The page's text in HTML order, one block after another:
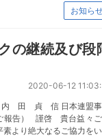
お知ら
の継続及び段
2020-06-12
田 貞 信 日本連盟
報告） 謹啓 貴台益々
より絶大なるご協力を